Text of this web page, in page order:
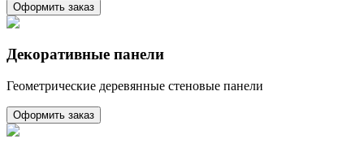
Оформить заказ
Декоративные панели
Геометрические деревянные стеновые панели
Оформить заказ